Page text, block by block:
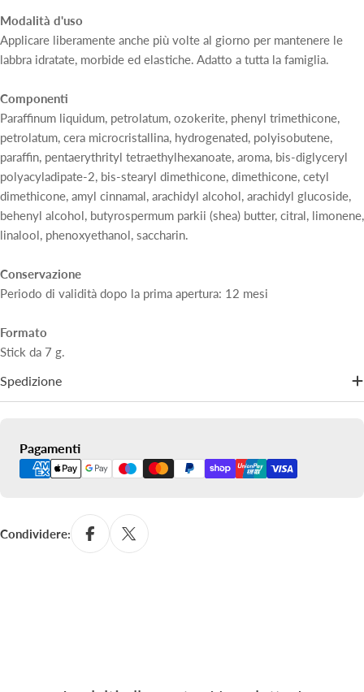
Modalità d'uso
Applicare liberamente anche più volte al giorno per mantenere le
labbra idratate, morbide ed elastiche. Adatto a tutta la famiglia.
Componenti
Paraffinum liquidum, petrolatum, ozokerite, phenyl trimethicone,
petrolatum, cera microcristallina, hydrogenated, polyisobutene,
paraffin, pentaerythrityl tetraethylhexanoate, aroma, bis-diglyceryl
polyacyladipate-2, bis-stearyl dimethicone, dimethicone, cetyl
dimethicone, amyl cinnamal, arachidyl alcohol, arachidyl glucoside,
behenyl alcohol, butyrospermum parkii (shea) butter, citral, limonene,
linalool, phenoxyethanol, saccharin.
Conservazione
Periodo di validità dopo la prima apertura: 12 mesi
Formato
Stick da 7 g.
Spedizione
Pagamenti
Metodi
Condividere: